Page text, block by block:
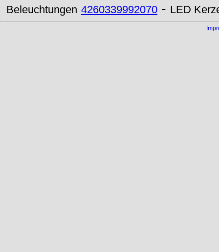
Beleuchtungen 4260339992070 - LED